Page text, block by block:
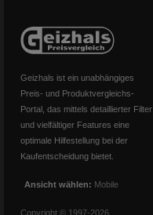
Geizhals ist ein unabhängiges
Preis- und Produktvergleichs-
Portal, das mittels detaillierter Filter
und vielfältiger Features eine
optimale Hilfestellung bei der
Kaufentscheidung bietet.
Ansicht wählen: Mobile
Copyright © 1997-2026